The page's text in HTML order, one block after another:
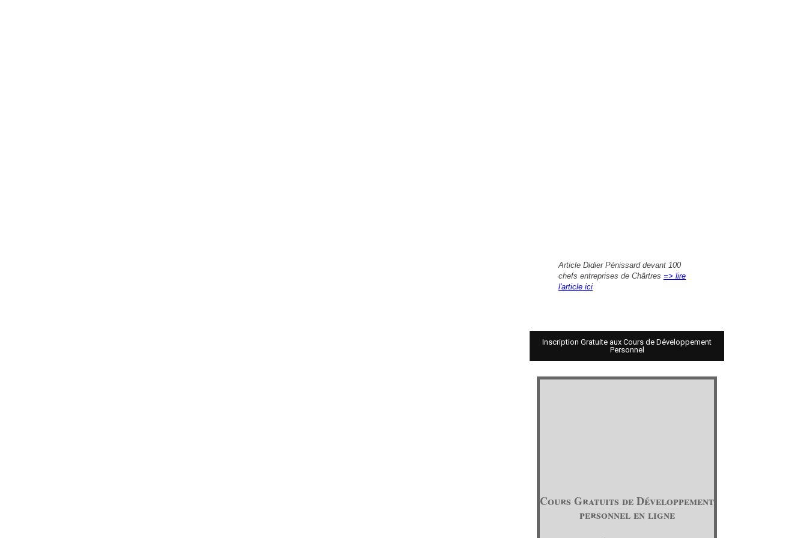
Article Didier Pénissard devant 100
chefs entreprises de Chârtres => lire
l'article ici
Inscription Gratuite aux Cours de Développement
Personnel
Cours Gratuits de Développement
personnel en ligne